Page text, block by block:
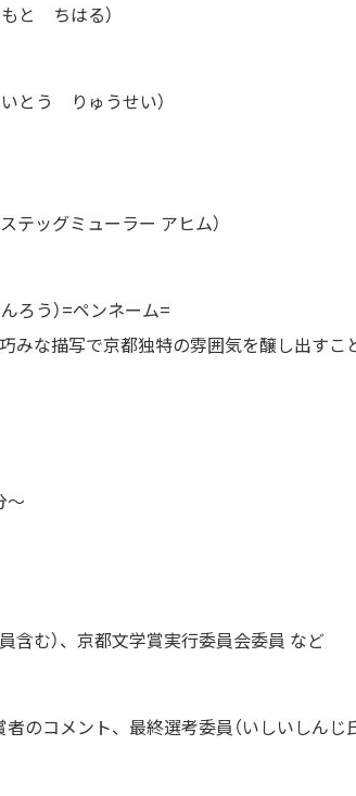
と ちはる）
とう りゅうせい）
テッグミューラー アヒム）
ろう）=ペンネーム=
な描写で京都独特の雰囲気を醸し出すこ
～
含む）、京都文学賞実行委員会委員 など
のコメント、最終選考委員（いしいしん